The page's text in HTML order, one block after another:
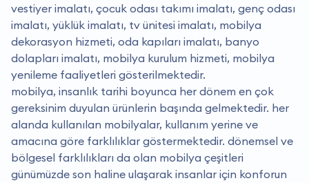
vestiyer imalatı, çocuk odası takımı imalatı, genç odası
imalatı, yüklük imalatı, tv ünitesi imalatı, mobilya
dekorasyon hizmeti, oda kapıları imalatı, banyo
dolapları imalatı, mobilya kurulum hizmeti, mobilya
yenileme faaliyetleri gösterilmektedir.
mobilya, insanlık tarihi boyunca her dönem en çok
gereksinim duyulan ürünlerin başında gelmektedir. her
alanda kullanılan mobilyalar, kullanım yerine ve
amacına göre farklılıklar göstermektedir. dönemsel ve
bölgesel farklılıkları da olan mobilya çeşitleri
günümüzde son haline ulaşarak insanlar için konforun